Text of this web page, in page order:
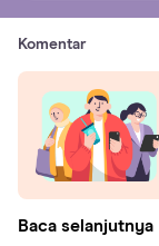
Komentar
Baca selanjutnya